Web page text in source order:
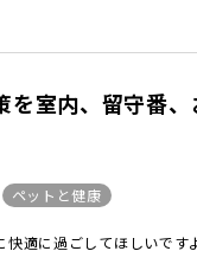
を室内、留守番
ペットと健康
快適に過ごしてほしいで